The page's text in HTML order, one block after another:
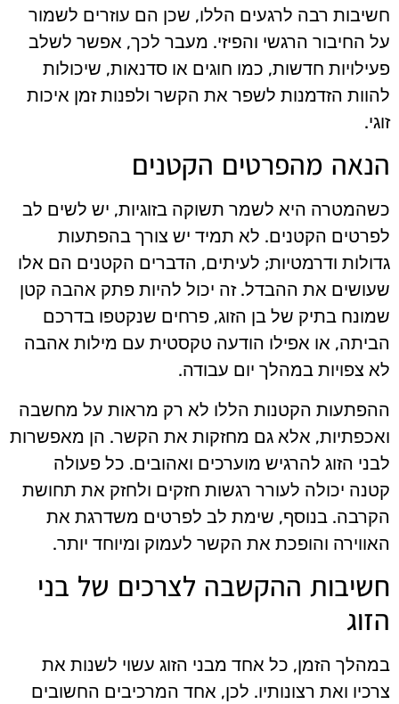
חשיבות רבה לרגעים הללו, שכן הם עוזרים לשמור
על החיבור הרגשי והפיזי. מעבר לכך, אפשר לשלב
פעילויות חדשות, כמו חוגים או סדנאות, שיכולות
להוות הזדמנות לשפר את הקשר ולפנות זמן איכות
זוגי.
הנאה מהפרטים הקטנים
כשהמטרה היא לשמר תשוקה בזוגיות, יש לשים לב
לפרטים הקטנים. לא תמיד יש צורך בהפתעות
גדולות ודרמטיות; לעיתים, הדברים הקטנים הם אלו
שעושים את ההבדל. זה יכול להיות פתק אהבה קטן
שמונח בתיק של בן הזוג, פרחים שנקטפו בדרכם
הביתה, או אפילו הודעה טקסטית עם מילות אהבה
לא צפויות במהלך יום עבודה.
ההפתעות הקטנות הללו לא רק מראות על מחשבה
ואכפתיות, אלא גם מחזקות את הקשר. הן מאפשרות
לבני הזוג להרגיש מוערכים ואהובים. כל פעולה
קטנה יכולה לעורר רגשות חזקים ולחזק את תחושת
הקרבה. בנוסף, שימת לב לפרטים משדרגת את
האווירה והופכת את הקשר לעמוק ומיוחד יותר.
חשיבות ההקשבה לצרכים של בני
הזוג
במהלך הזמן, כל אחד מבני הזוג עשוי לשנות את
צרכיו ואת רצונותיו. לכן, אחד המרכיבים החשובים